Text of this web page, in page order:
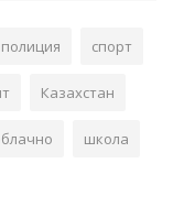
полиция спорт
Казахстан
школа